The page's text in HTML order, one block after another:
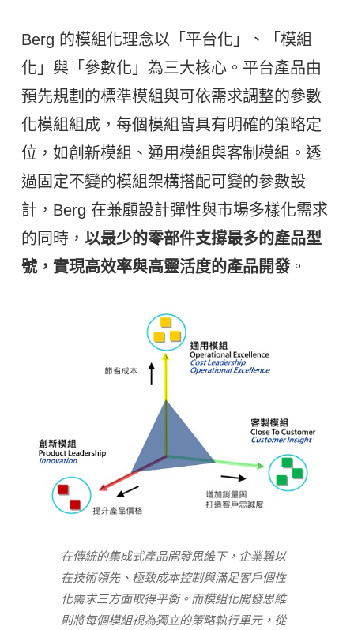
Berg 的模組化理念以「平台化」、「模組
化」與「參數化」為三大核心。平台產品由
預先規劃的標準模組與可依需求調整的參數
化模組組成，每個模組皆具有明確的策略定
位，如創新模組、通用模組與客制模組。透
過固定不變的模組架構搭配可變的參數設
計，Berg 在兼顧設計彈性與市場多樣化需求
的同時，以最少的零部件支撐最多的產品型
號，實現高效率與高靈活度的產品開發。
在傳統的集成式產品開發思維下，企業難以
在技術領先、極致成本控制與滿足客戶個性
化需求三方面取得平衡。而模組化開發思維
則將每個模組視為獨立的策略執行單元，從